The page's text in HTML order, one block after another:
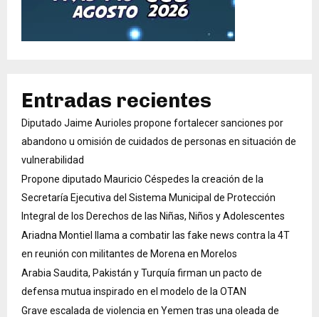
Entradas recientes
Diputado Jaime Aurioles propone fortalecer sanciones por
abandono u omisión de cuidados de personas en situación de
vulnerabilidad
Propone diputado Mauricio Céspedes la creación de la
Secretaría Ejecutiva del Sistema Municipal de Protección
Integral de los Derechos de las Niñas, Niños y Adolescentes
Ariadna Montiel llama a combatir las fake news contra la 4T
en reunión con militantes de Morena en Morelos
Arabia Saudita, Pakistán y Turquía firman un pacto de
defensa mutua inspirado en el modelo de la OTAN
Grave escalada de violencia en Yemen tras una oleada de